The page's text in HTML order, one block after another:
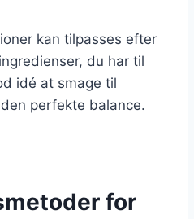
kan tilpasses efter
du har til
idé at smage til
perfekte balance.
for